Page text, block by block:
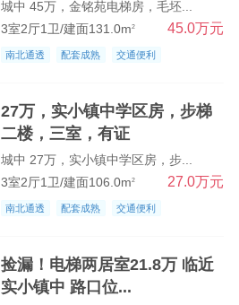
城中 45万，金铭苑电梯房，毛坯...
3室2厅1卫/建面131.0m2 45.0万元
南北通透 配套成熟 交通便利
27万，实小镇中学区房，步梯
二楼，三室，有证
城中 27万，实小镇中学区房，步...
3室2厅1卫/建面106.0m2 27.0万元
南北通透 配套成熟 交通便利
捡漏！电梯两居室21.8万 临近
实小镇中 路口位...